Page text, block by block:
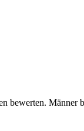
bewerten. Männer